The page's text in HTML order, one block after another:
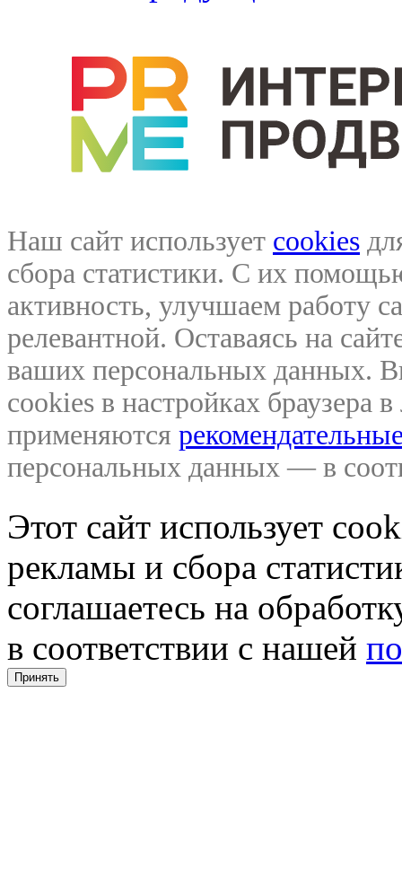
Наш сайт использует cookies
сбора статистики. С их
активность, улучшаем работу
релевантной. Оставаясь на
ваших персональных данных.
cookies в настройках браузера
применяются
персональных данных — в
Этот сайт использует
рекламы и сбора
соглашаетесь на
в соответствии с нашей
Принять